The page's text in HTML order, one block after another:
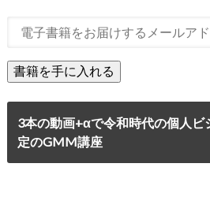
3本の動画+αで令和時代の個人ビ
定のGMM講座